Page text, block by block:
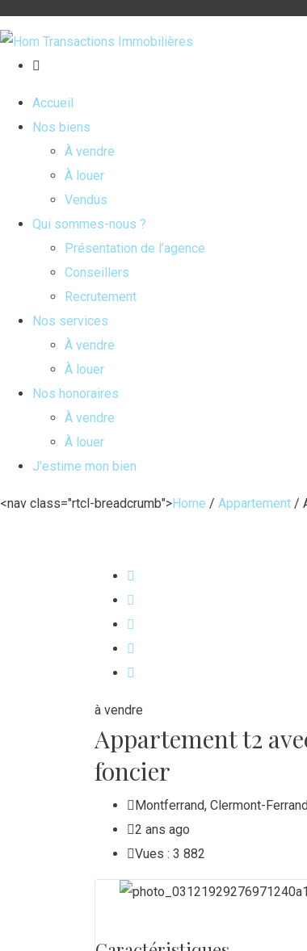
Accueil
Nos biens
À vendre
À louer
Vendus
Qui sommes-nous ?
Présentation de l’agence
Conseillers
Recrutement
Nos services
À vendre
À louer
Nos honoraires
À vendre
À louer
J’estime mon bien
<nav class="rtcl-breadcrumb">Home / Appartement /
à vendre
Appartement t2
foncier
Montferrand, Clermont-
2 ans ago
Vues : 3 882